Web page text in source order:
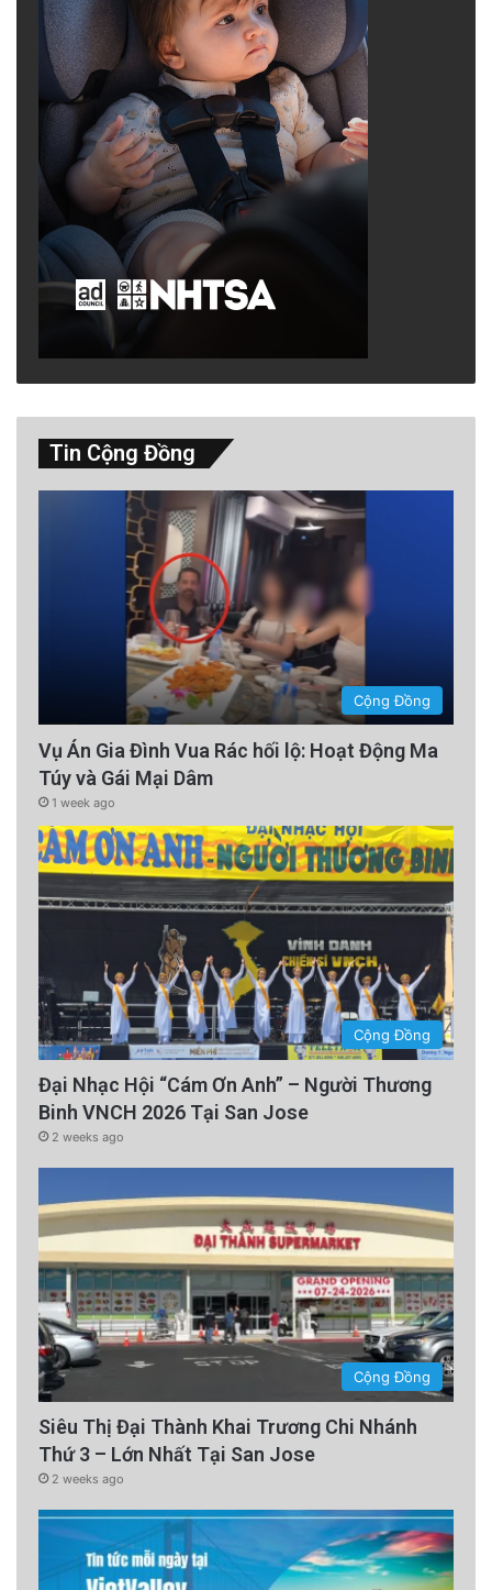
Tin Cộng Đồng
Cộng Đồng
Vụ Án Gia Đình Vua Rác hối lộ: Hoạt Động Ma
Túy và Gái Mại Dâm
1 week ago
Cộng Đồng
Đại Nhạc Hội “Cám Ơn Anh” – Người Thương
Binh VNCH 2026 Tại San Jose
2 weeks ago
Cộng Đồng
Siêu Thị Đại Thành Khai Trương Chi Nhánh
Thứ 3 – Lớn Nhất Tại San Jose
2 weeks ago